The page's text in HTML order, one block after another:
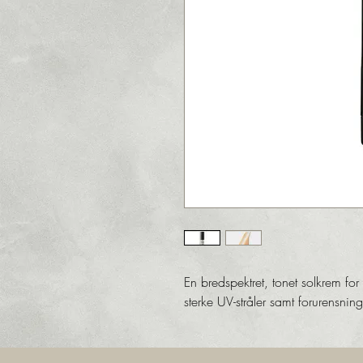
En bredspektret, tonet solkrem
sterke UV-stråler samt